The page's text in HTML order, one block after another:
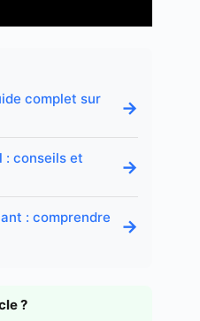
complet sur
→
: conseils et
→
: comprendre
→
?